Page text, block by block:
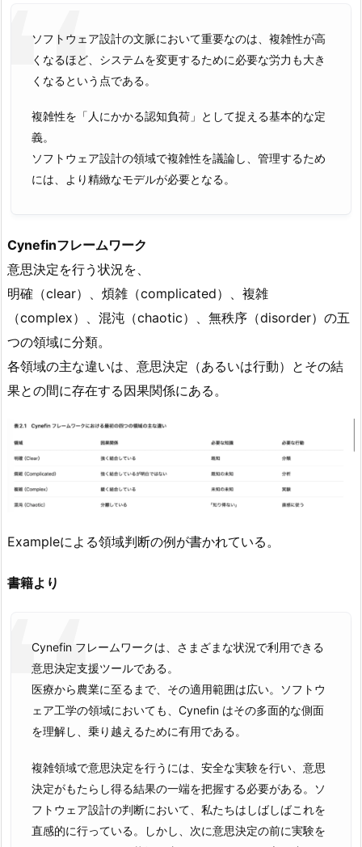
ソフトウェア設計の文脈において重要なのは、複雑性が高
くなるほど、システムを変更するために必要な労力も大き
くなるという点である。
複雑性を「人にかかる認知負荷」として捉える基本的な定
義。
ソフトウェア設計の領域で複雑性を議論し、管理するため
には、より精緻なモデルが必要となる。
Cynefinフレームワーク
意思決定を行う状況を、
明確（clear）、煩雑（complicated）、複雑
（complex）、混沌（chaotic）、無秩序（disorder）の五
つの領域に分類。
各領域の主な違いは、意思決定（あるいは行動）とその結
果との間に存在する因果関係にある。
Exampleによる領域判断の例が書かれている。
書籍より
Cynefin フレームワークは、さまざまな状況で利用できる
意思決定支援ツールである。
医療から農業に至るまで、その適用範囲は広い。ソフトウ
ェア工学の領域においても、Cynefin はその多面的な側面
を理解し、乗り越えるために有用である。
複雑領域で意思決定を行うには、安全な実験を行い、意思
決定がもたらし得る結果の一端を把握する必要がある。ソ
フトウェア設計の判断において、私たちはしばしばこれを
直感的に行っている。しかし、次に意思決定の前に実験を